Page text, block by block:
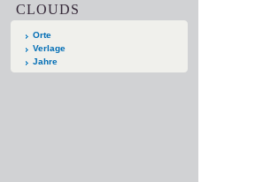
CLOUDS
Orte
Verlage
Jahre